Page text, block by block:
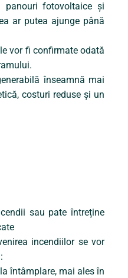
panouri fotovoltaice și
ar putea ajunge până
vor fi confirmate odată
înseamnă mai
costuri reduse și un
sau pate întreține
incendiilor se vor
întâmplare, mai ales în